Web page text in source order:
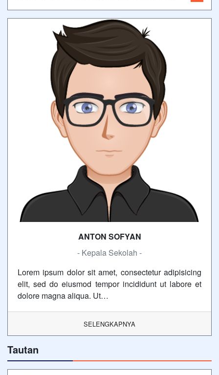
ANTON SOFYAN
- Kepala Sekolah -
Lorem ipsum dolor sit amet, consectetur adipisicing
elit, sed do eiusmod tempor incididunt ut labore et
dolore magna aliqua. Ut…
SELENGKAPNYA
Tautan